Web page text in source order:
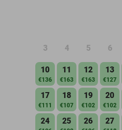
3 4 5 6
10
€136
11
€163
12
€163
13
€127
17
€111
18
€107
19
€102
20
€102
24 25 26 27